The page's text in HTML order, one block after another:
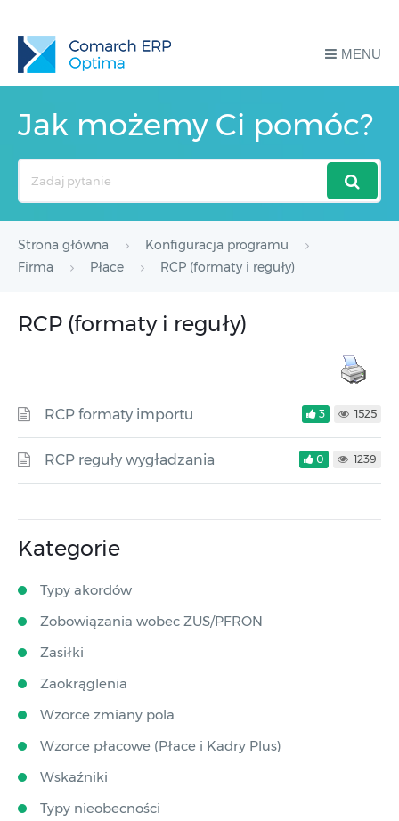
MENU
Jak możemy Ci pomóc?
Strona główna
Konfiguracja programu
Firma
Płace RCP (formaty i reguły)
RCP (formaty i reguły)
RCP formaty importu 3 1525
RCP reguły wygładzania 0 1239
Kategorie
Typy akordów
Zobowiązania wobec ZUS/PFRON
Zasiłki
Zaokrąglenia
Wzorce zmiany pola
Wzorce płacowe (Płace i Kadry Plus)
Wskaźniki
Typy nieobecności